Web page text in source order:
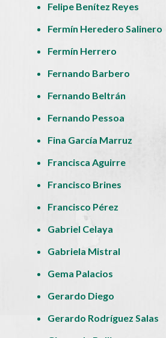
Felipe Benítez Reyes
Fermín Heredero Salinero
Fermín Herrero
Fernando Barbero
Fernando Beltrán
Fernando Pessoa
Fina García Marruz
Francisca Aguirre
Francisco Brines
Francisco Pérez
Gabriel Celaya
Gabriela Mistral
Gema Palacios
Gerardo Diego
Gerardo Rodríguez Salas